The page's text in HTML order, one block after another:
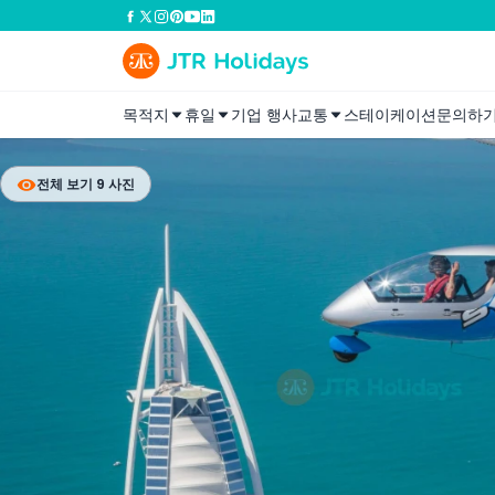
목적지 휴일 기업 행사교통 스테이케이션문의하
전체 보기 9 사진